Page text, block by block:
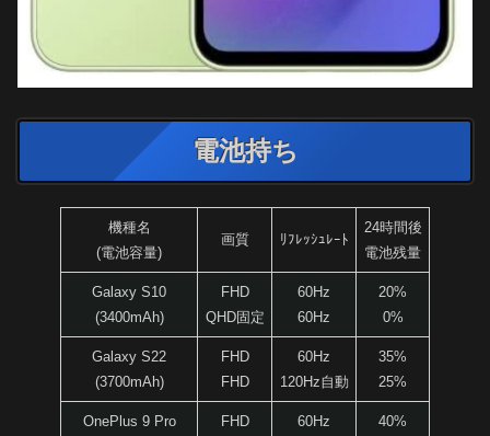
電池持ち
機種名
(電池容量)
画質 ﾘﾌﾚｯｼｭﾚｰﾄ
24時間後
電池残量
Galaxy S10
(3400mAh)
FHD
QHD固定
60Hz
60Hz
20%
0%
Galaxy S22
(3700mAh)
FHD
FHD
60Hz
120Hz自動
35%
25%
OnePlus 9 Pro
FHD
60Hz
40%